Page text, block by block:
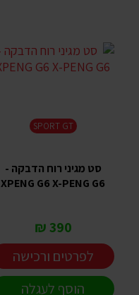
SPORT GT
סט מגיני רוח הדבקה -
XPENG G6 X-PENG G6
390 ₪
לפרטים ורכישה
הוסף לעגלה